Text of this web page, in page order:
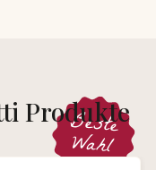
Beste
Wahl
Produkte